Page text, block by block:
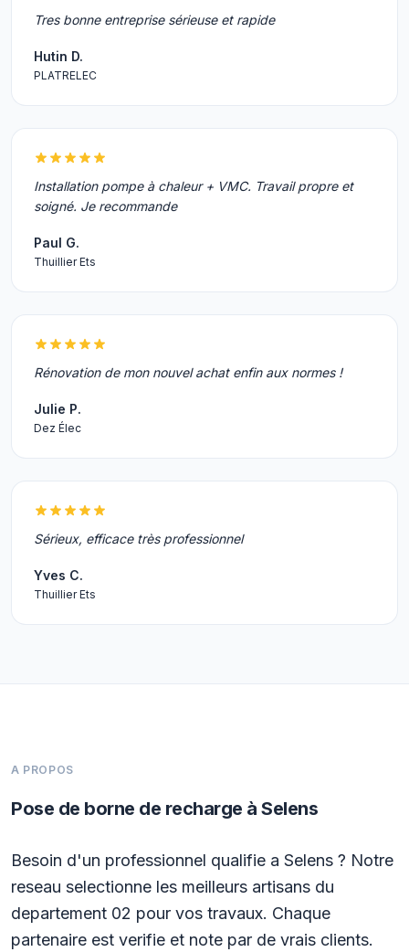
Tres bonne entreprise sérieuse et rapide
Hutin D.
PLATRELEC
Installation pompe à chaleur + VMC. Travail propre et
soigné. Je recommande
Paul G.
Thuillier Ets
Rénovation de mon nouvel achat enfin aux normes !
Julie P.
Dez Élec
Sérieux, efficace très professionnel
Yves C.
Thuillier Ets
A PROPOS
Pose de borne de recharge à Selens
Besoin d'un professionnel qualifie a Selens ? Notre
reseau selectionne les meilleurs artisans du
departement 02 pour vos travaux. Chaque
partenaire est verifie et note par de vrais clients.